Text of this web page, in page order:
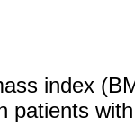
index
patients